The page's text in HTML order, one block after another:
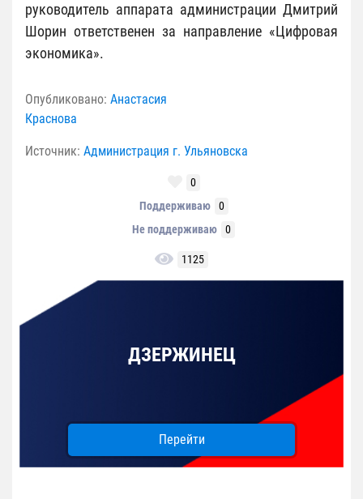
руководитель аппарата администрации Дмитрий
Шорин ответственен за направление «Цифровая
экономика».
Опубликовано: Анастасия
Краснова
Источник: Администрация г. Ульяновска
0
Поддерживаю
0
Не поддерживаю
0
1125
ДЗЕРЖИНЕЦ
Перейти